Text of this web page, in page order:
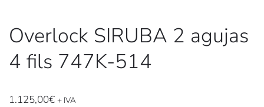
Overlock SIRUBA 2 agujas
4 fils 747K-514
1.125,00€ + IVA